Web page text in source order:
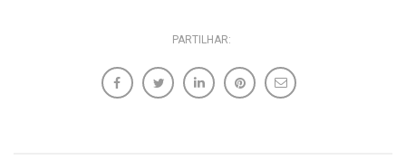
PARTILHAR: